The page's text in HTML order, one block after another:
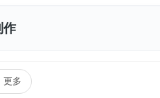
作
更多